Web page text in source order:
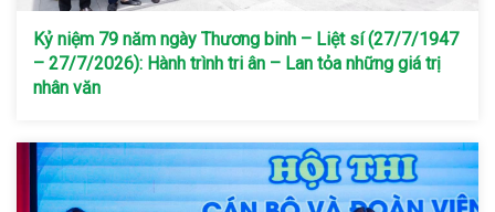
Kỷ niệm 79 năm ngày Thương binh – Liệt sí (27/7/1947
– 27/7/2026): Hành trình tri ân – Lan tỏa những giá trị
nhân văn